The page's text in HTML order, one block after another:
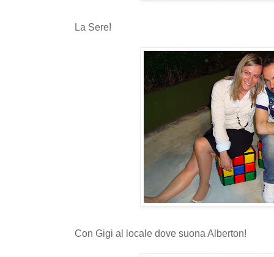
La Sere!
Con Gigi al locale dove suona Alberton!